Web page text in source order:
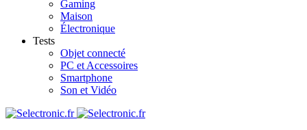
Gaming
Maison
Électronique
Tests
Objet connecté
PC et Accessoires
Smartphone
Son et Vidéo